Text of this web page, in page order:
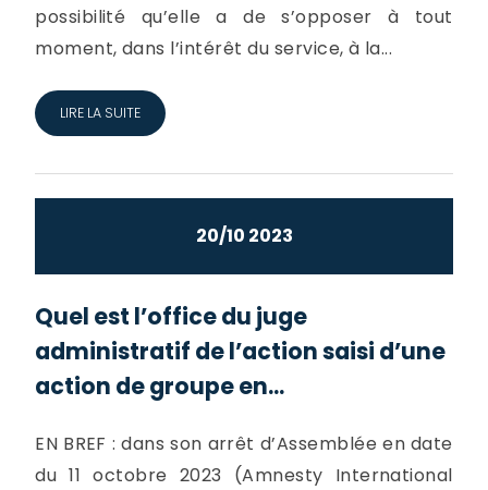
possibilité qu’elle a de s’opposer à tout
moment, dans l’intérêt du service, à la...
LIRE LA SUITE
20/10 2023
Quel est l’office du juge
administratif de l’action saisi d’une
action de groupe en...
EN BREF : dans son arrêt d’Assemblée en date
du 11 octobre 2023 (Amnesty International